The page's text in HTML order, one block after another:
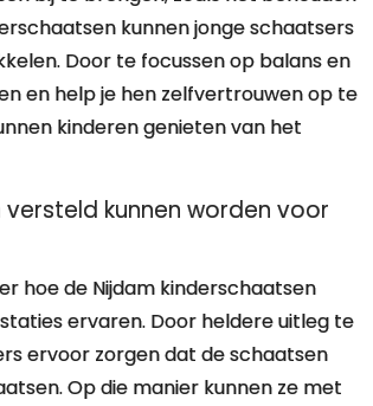
kunnen jonge schaatsers
Door te focussen op balans en
en help je hen zelfvertrouwen op te
kinderen genieten van het
kunnen worden voor
hoe de Nijdam kinderschaatsen
ervaren. Door heldere uitleg te
ervoor zorgen dat de schaatsen
Op die manier kunnen ze met